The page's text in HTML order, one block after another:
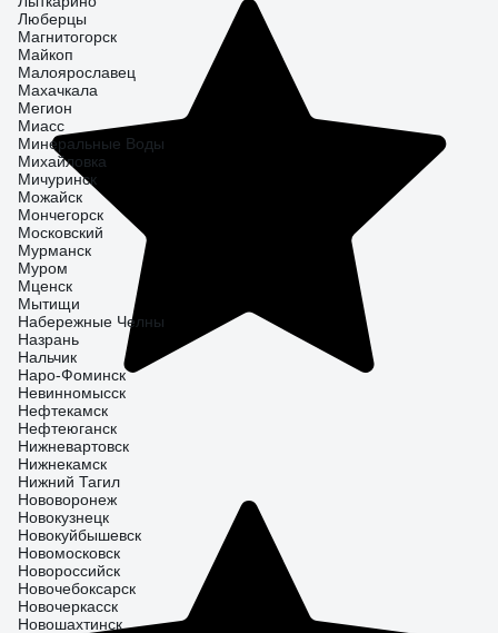
Люберцы
Магнитогорск
Майкоп
Малоярославец
Махачкала
Мегион
Миасс
Минеральные Воды
Михайловка
Мичуринск
Можайск
Мончегорск
Московский
Мурманск
Муром
Мценск
Мытищи
Набережные Челны
Назрань
Нальчик
Наро-Фоминск
Невинномысск
Нефтекамск
Нефтеюганск
Нижневартовск
Нижнекамск
Нижний Тагил
Нововоронеж
Новокузнецк
Новокуйбышевск
Новомосковск
Новороссийск
Новочебоксарск
Новочеркасск
Новошахтинск